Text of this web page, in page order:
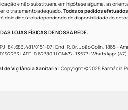
e não substituem, em hipótese alguma, as
o tratamento adequado. Todos os pedidos
dois dias úteis dependendo da disponibilidade do
LOJAS FÍSICAS DE NOSSA REDE.
84.683.481/0151-07 | End: R. Dr. João Colin, 1865 -
| AFE: 0.62780.1 | CMVS - 13577 | WhatsApp:
de Vigilância Sanitária | Copyright © 2025 Farmácia